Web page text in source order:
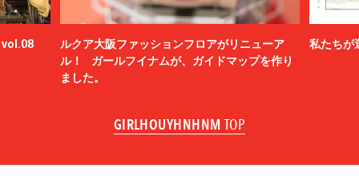
vol.08
ルクア大阪ファッションフロアがリニューア
ル！ ガールフイナムが、ガイドマップを作り
ました。
私たちが
GIRLHOUYHNHNM TOP